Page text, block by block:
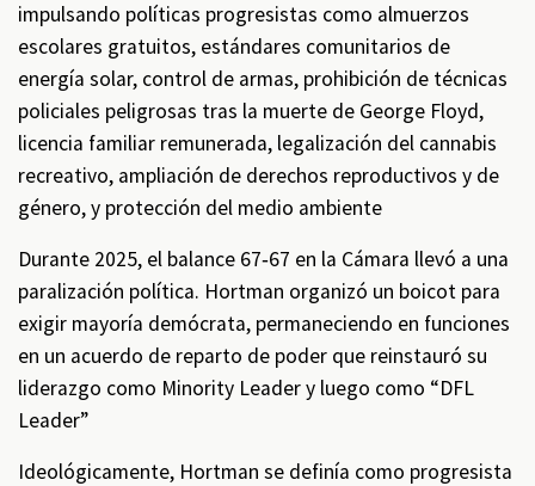
impulsando políticas progresistas como almuerzos
escolares gratuitos, estándares comunitarios de
energía solar, control de armas, prohibición de técnicas
policiales peligrosas tras la muerte de George Floyd,
licencia familiar remunerada, legalización del cannabis
recreativo, ampliación de derechos reproductivos y de
género, y protección del medio ambiente
Durante 2025, el balance 67‑67 en la Cámara llevó a una
paralización política. Hortman organizó un boicot para
exigir mayoría demócrata, permaneciendo en funciones
en un acuerdo de reparto de poder que reinstauró su
liderazgo como Minority Leader y luego como “DFL
Leader”
Ideológicamente, Hortman se definía como progresista